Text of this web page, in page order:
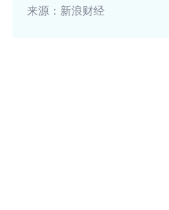
起到促进作用。本期为汽车行
来源：新浪财经